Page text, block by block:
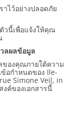
ไว้อย่างปลอดภัย
วนี้เพื่อแจ้งให้คุณ
ลผลข้อมูล
องคุณภายใต้ความ
อกำหนดของ Ile-
Simone Veil, in
งค์ของเอกสารนี้